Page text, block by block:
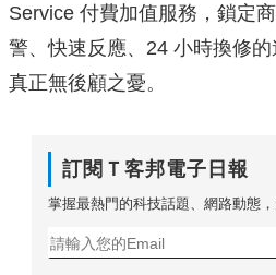
Service 付費加值服務，鎖定
警、快速反應、24 小時換修
真正無後顧之憂。
訂閱Ｔ客邦電子日報
掌握最熱門的科技話題、網路動態